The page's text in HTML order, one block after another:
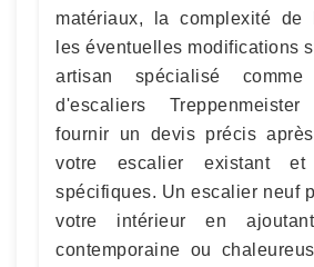
matériaux, la complexité de
les éventuelles modifications
artisan spécialisé
d'escaliers
fournir un devis précis
votre escalier existant
spécifiques. Un escalier neuf
votre intérieur en
contemporaine ou